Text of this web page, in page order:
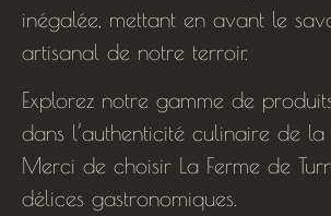
inégalée, mettant en avant le
artisanal de notre terroir.
Explorez notre gamme de
dans l’authenticité culinaire de la
Merci de choisir La Ferme de
délices gastronomiques.